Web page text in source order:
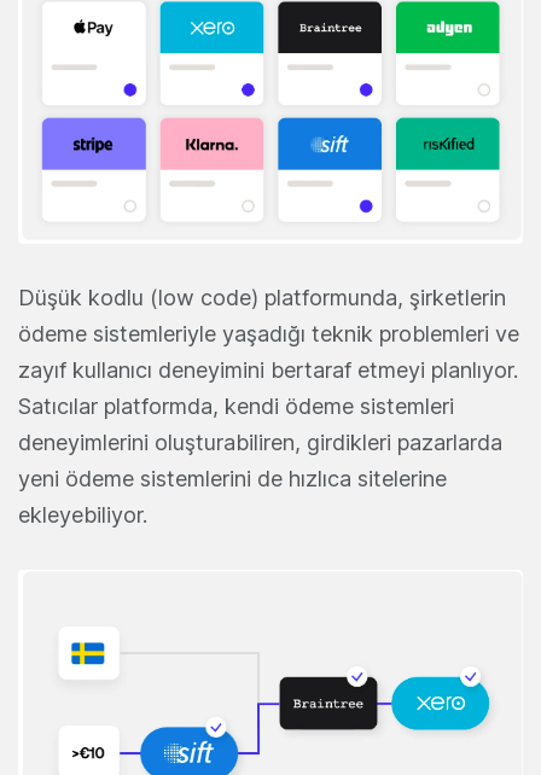
Düşük kodlu (low code) platformunda, şirketlerin
ödeme sistemleriyle yaşadığı teknik problemleri ve
zayıf kullanıcı deneyimini bertaraf etmeyi planlıyor.
Satıcılar platformda, kendi ödeme sistemleri
deneyimlerini oluşturabiliren, girdikleri pazarlarda
yeni ödeme sistemlerini de hızlıca sitelerine
ekleyebiliyor.